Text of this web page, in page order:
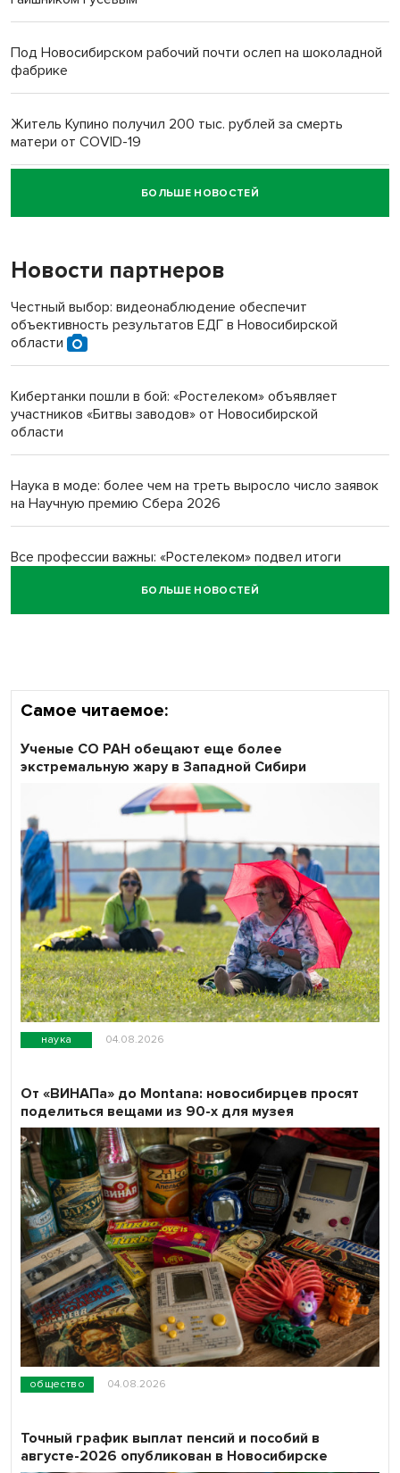
Под Новосибирском рабочий почти ослеп на шоколадной
фабрике
Житель Купино получил 200 тыс. рублей за смерть
матери от COVID-19
Новосибирский суд наказал водителя за смерть
пенсионерки на вокзале
«Мы живём на пастбище!»: в новосибирском селе лошади
терроризируют жителей
Инвалид получил условный срок за избиение врачей
протезом под Новосибирском
Новосибирский преподаватель с женой вошли в топ-16
многодетных в России
Обновлённое отделение ВТБ открылось в Искитиме
БОЛЬШЕ НОВОСТЕЙ
Новости партнеров
Честный выбор: видеонаблюдение обеспечит
объективность результатов ЕДГ в Новосибирской
области
Кибертанки пошли в бой: «Ростелеком» объявляет
участников «Битвы заводов» от Новосибирской
области
Наука в моде: более чем на треть выросло число заявок
на Научную премию Сбера 2026
Все профессии важны: «Ростелеком» подвел итоги
БОЛЬШЕ НОВОСТЕЙ
Самое читаемое:
наука 04.08.2026
Ученые СО РАН обещают еще более
экстремальную жару в Западной Сибири
общество 04.08.2026
От «ВИНАПа» до Montana: новосибирцев просят
поделиться вещами из 90-х для музея
Точный график выплат пенсий и пособий в
августе-2026 опубликован в Новосибирске